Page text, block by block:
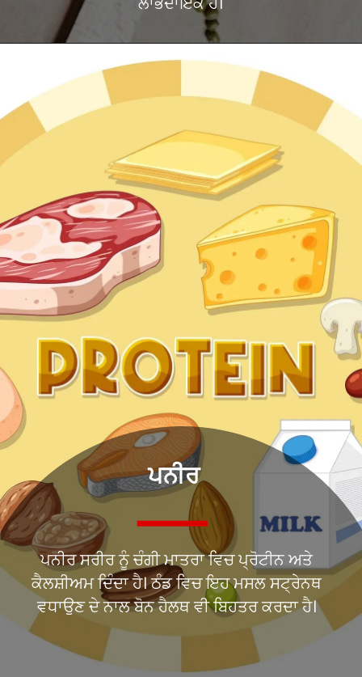
ਪਨੀਰ ਸਰੀਰ ਨੂੰ ਚੰਗੀ ਮਾਤਰਾ ਵਿਚ ਪ੍ਰੋਟੀਨ ਅਤੇ
ਕੈਲਸ਼ੀਅਮ ਦਿੰਦਾ ਹੈ। ਠੰਡ ਵਿਚ ਇਹ ਮਸਲ ਸਟ੍ਰੇਨਥ
ਵਧਾਉਣ ਦੇ ਨਾਲ ਬੋਨ ਹੈਲਥ ਵੀ ਬਿਹਤਰ ਕਰਦਾ ਹੈ।
ਪਨੀਰ